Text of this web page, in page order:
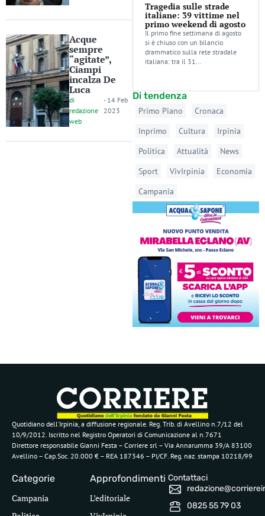
Acque
sempre
“agitate”,
Ciampi
incalza De
Luca
di
redazione
web
- 14 Feb
2023
Tragedia sulle strade
italiane: 39 vittime nel
primo weekend di agosto
Il primo fine settimana di agosto
si è chiuso con un bilancio
drammatico sulla rete stradale
italiana: tra il 31…
Di tendenza
Primo Piano
Cronaca
Inprimo
Cultura
Irpinia
Politica
Attualità
News
Sport
VivIrpinia
Economia
Campania
Quotidiano dell’Irpinia, a diffusione regionale. Reg. Trib. di Avellino n.7/12 del
10/9/2012. Iscritto nel Registro Operatori di Comunicazione al n.7671
Direttore responsabile Gianni Festa – Corriere srl – Via Annarumma 39/A 83100
Avellino – Cap.Soc. 20.000 € – REA 187346 – PI/CF. Reg. naz. stampa 10218/99
Categorie
Campania
Approfondimenti
L’editoriale
Contattaci
0825 55 79 03